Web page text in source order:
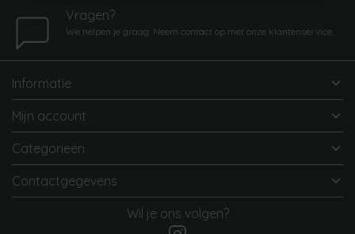
Vragen?
We helpen je graag. Neem contact op met onze klantenservice.
Informatie
Mijn account
Categorieën
Contactgegevens
Wil je ons volgen?